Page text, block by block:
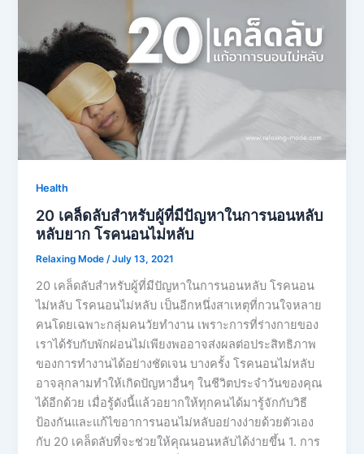
Health
20 เคล็ดลับสำหรับผู้ที่มีปัญหาในการนอนหลับ
หลับยาก โรคนอนไม่หลับ
Relaxing Mode/July 13, 2021
20 เคล็ดลับสำหรับผู้ที่มีปัญหาในการนอนหลับ โรคนอน
ไม่หลับ โรคนอนไม่หลับ เป็นอีกหนึ่งสาเหตุที่กวนใจหลาย
คนโดยเฉพาะกลุ่มคนวัยทำงาน เพราะการที่ร่างกายของ
เราได้รับกับพักผ่อนไม่เพียงพออาจส่งผลต่อประสิทธิภาพ
ของการทำงานได้อย่างชัดเจน บางครั้ง โรคนอนไม่หลับ
อาจลุกลามทำให้เกิดปัญหาอื่นๆ ในชีวิตประจำวันของคุณ
ได้อีกด้วย เมื่อรู้ดังนี้แล้วอยากให้ทุกคนได้มารู้จักกับวิธี
ป้องกันและแก้ไขอาการนอนไม่หลับอย่างง่ายด้วยตัวเอง
กับ 20 เคล็ดลับที่จะช่วยให้คุณนอนหลับได้ง่ายขึ้น 1. การ